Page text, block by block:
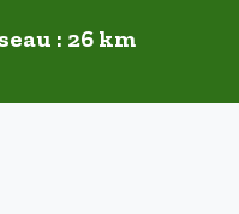
: 26 km